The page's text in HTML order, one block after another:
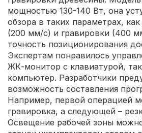
мощностью 130-140 Вт, она
обзора в таких параметрах,
(200 мм/с) и гравировки (400
точность позиционирования
Экспертам понравилось
ЖК-монитор с клавиатурой,
компьютер. Разработчики
возможность составления
Например, первой операцией
гравировка, а следующей –
Освещение рабочей зоны